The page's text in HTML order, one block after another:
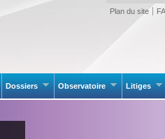
Plan du site
Dossiers Observatoire Litiges